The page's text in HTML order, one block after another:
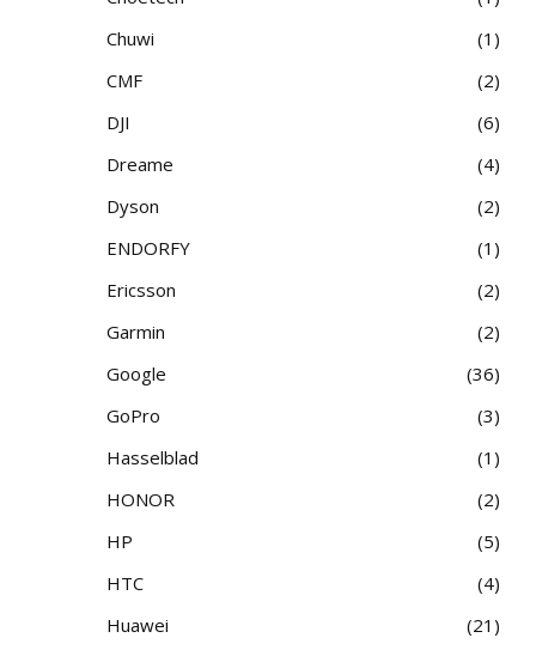
Chuwi
1
CMF
2
DJI
6
Dreame
4
Dyson
2
ENDORFY
1
Ericsson
2
Garmin
2
Google
36
GoPro
3
Hasselblad
1
HONOR
2
HP
5
HTC
4
Huawei
21